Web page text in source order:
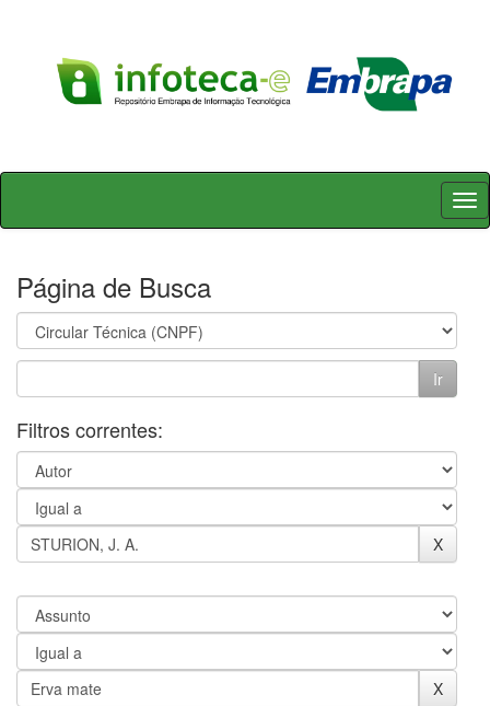
Skip
Página de Busca
Filtros correntes: